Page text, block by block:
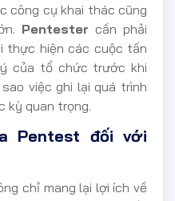
công cụ khai thác cũng
Pentester cần phải
thực hiện các cuộc tấn
của tổ chức trước khi
việc ghi lại quá trình
kỳ quan trọng.
Pentest đối với
chỉ mang lại lợi ích về